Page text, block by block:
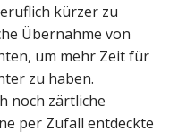
kürzer zu
Übernahme von
um mehr Zeit für
zu haben.
noch zärtliche
per Zufall entdeckte